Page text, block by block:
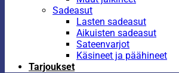
Sadeasut
Lasten sadeasut
Aikuisten sadeasut
Sateenvarjot
Käsineet ja päähineet
Tarjoukset